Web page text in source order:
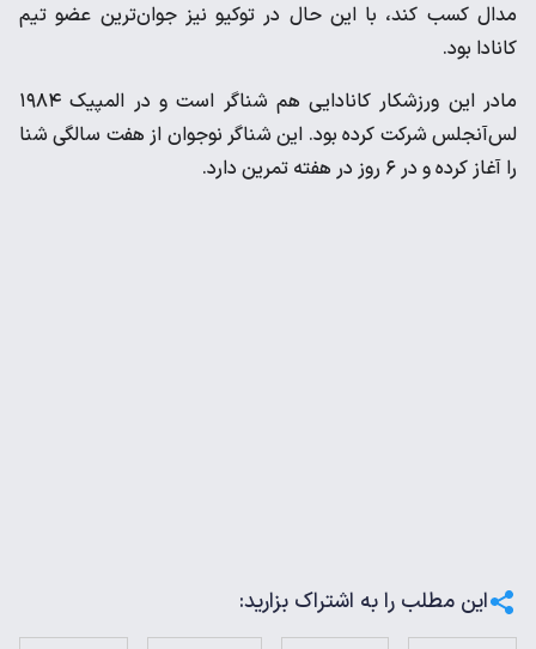
مدال کسب کند، با این حال در توکیو نیز جوان‌ترین عضو تیم
کانادا بود.
مادر این ورزشکار کانادایی هم شناگر است و در المپیک ۱۹۸۴
لس‌آنجلس شرکت کرده بود. این شناگر نوجوان از هفت سالگی شنا
را آغاز کرده و در ۶ روز در هفته تمرین دارد.
این مطلب را به اشتراک بزارید: